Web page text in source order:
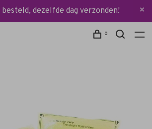
besteld, dezelfde dag verzonden!
0